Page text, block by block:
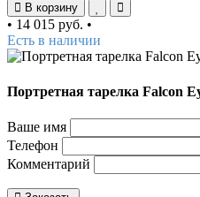
В корзину
• 14 015 руб. •
Есть в наличии
Портретная тарелка Falcon
Ваше имя
Телефон
Комментарий